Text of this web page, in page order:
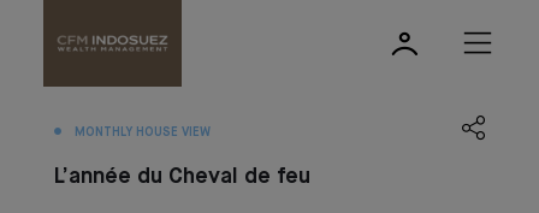
MONTHLY HOUSE VIEW
L’année du Cheval de feu